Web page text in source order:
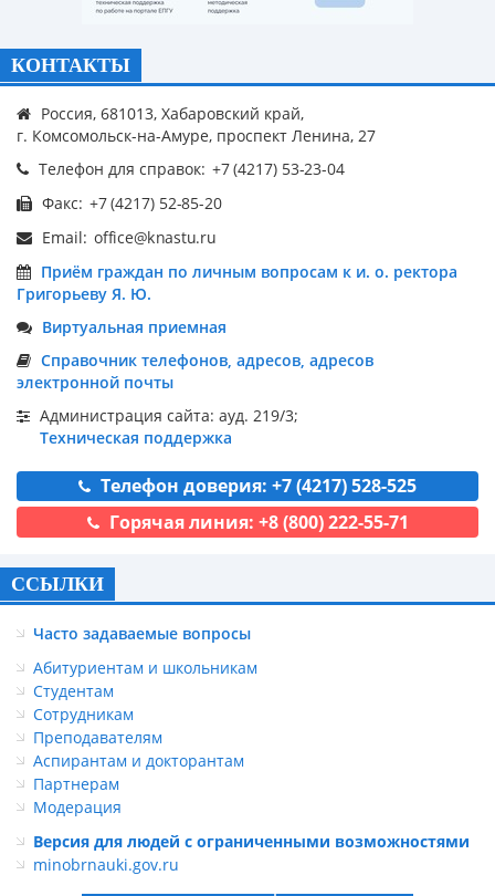
КОНТАКТЫ
Россия, 681013, Хабаровский край,
г. Комсомольск-на-Амуре, проспект Ленина, 27
Телефон для справок:
Факс:
Email:
Приём граждан по личным вопросам к и. о. ректора
Григорьеву Я. Ю.
Виртуальная приемная
Справочник телефонов, адресов, адресов
электронной почты
Администрация сайта: ауд. 219/3;
Техническая поддержка
Телефон доверия: +7 (4217) 528-525
Горячая линия: +8 (800) 222-55-71
ССЫЛКИ
Часто задаваемые вопросы
Абитуриентам и школьникам
Студентам
Сотрудникам
Преподавателям
Аспирантам и докторантам
Партнерам
Модерация
Версия для людей с ограниченными возможностями
minobrnauki.gov.ru